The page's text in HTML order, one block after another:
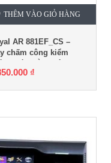
THÊM VÀO GIỎ HÀNG
AR 881EF_CS –
chấm công kiểm
cảm ứng
₫